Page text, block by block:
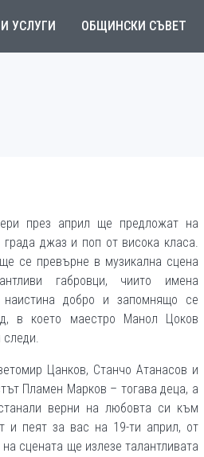
УСЛУГИ ОБЩИНСКИ СЪВЕТ
през април ще предложат на
града джаз и поп от висока класа.
се превърне в музикална сцена
габровци, чиито имена
добро и запомнящо се
в което маестро Манол Цоков
следи.
Цанков, Станчо Атанасов и
Пламен Марков – тогава деца, а
верни на любовта си към
и пеят за вас на 19-ти април, от
сцената ще излезе талантливата